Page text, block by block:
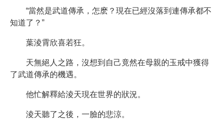
“當然是武道傳承，怎麽？現在已經沒落到連傳承都不
知道了？”
葉淩霄欣喜若狂。
天無絕人之路，沒想到自己竟然在母親的玉戒中獲得
了武道傳承的機遇。
他忙解釋給淩天現在世界的狀況。
淩天聽了之後，一臉的悲涼。